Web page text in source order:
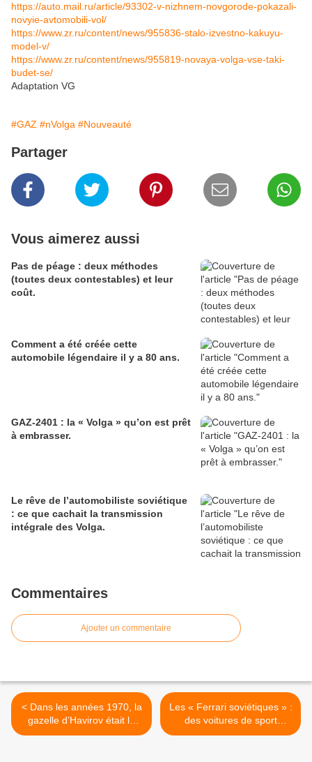
https://auto.mail.ru/article/93302-v-nizhnem-novgorode-pokazali-
novyie-avtomobili-vol/
https://www.zr.ru/content/news/955836-stalo-izvestno-kakuyu-
model-v/
https://www.zr.ru/content/news/955819-novaya-volga-vse-taki-
budet-se/
Adaptation VG
#GAZ #nVolga #Nouveauté
Partager
Vous aimerez aussi
Pas de péage : deux méthodes
(toutes deux contestables) et leur
coût.
Comment a été créée cette
automobile légendaire il y a 80 ans.
GAZ-2401 : la « Volga » qu’on est prêt
à embrasser.
Le rêve de l’automobiliste soviétique
: ce que cachait la transmission
intégrale des Volga.
Commentaires
Ajouter un commentaire
< Dans les années 1970, la
gazelle d’Havirov était la
terreur des courses en
Les « Ferrari soviétiques » :
des voitures de sport
uniques dans les années